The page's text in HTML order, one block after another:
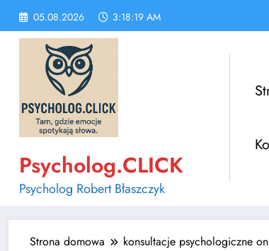
content
05.08.2026 3:18:20 AM
Psycholog.CLICK
Psycholog Robert Błaszczyk
Strona domowa konsultacje psychologiczne